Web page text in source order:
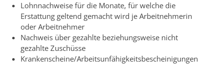
Lohnnachweise für die Monate, für welche die
Erstattung geltend gemacht wird je Arbeitnehmerin
oder Arbeitnehmer
Nachweis über gezahlte beziehungsweise nicht
gezahlte Zuschüsse
Krankenscheine/Arbeitsunfähigkeitsbescheinigungen